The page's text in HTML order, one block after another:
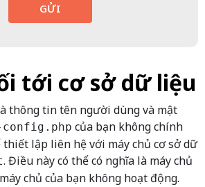
GỬI
tới cơ sở dữ liệu
thông tin tên người dùng và mật
config.php của bạn không chính
thiết lập liên hệ với máy chủ cơ sở dữ
. Điều này có thể có nghĩa là máy chủ
chủ của bạn không hoạt động.